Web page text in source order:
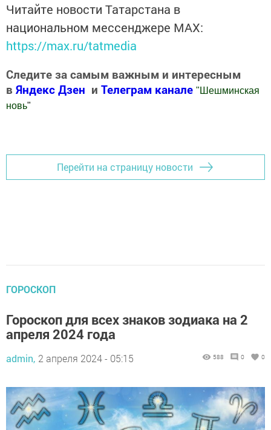
Читайте новости Татарстана в
национальном мессенджере MАХ:
https://max.ru/tatmedia
Следите за самым важным и интересным
в Яндекс Дзен и Телеграм канале " Шешминская
новь"
Перейти на страницу новости
ГОРОСКОП
Гороскоп для всех знаков зодиака на 2
апреля 2024 года
admin, 2 апреля 2024 - 05:15 588 0 0